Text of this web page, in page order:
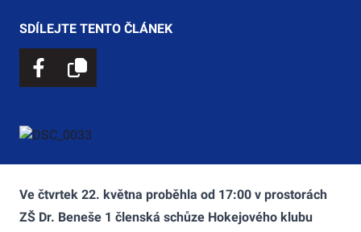
SDÍLEJTE TENTO ČLÁNEK
Ve čtvrtek 22. května proběhla od 17:00 v prostorách
ZŠ Dr. Beneše 1 členská schůze Hokejového klubu